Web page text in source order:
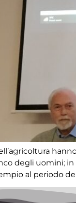
degli uomini;
al periodo